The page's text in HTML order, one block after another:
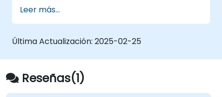
dentro del ecosistema de XWiki.
Integrar XWiki con sistemas externos y
bases de datos.
Leer más...
Última Actualización: 2025-02-25
Reseñas(1)